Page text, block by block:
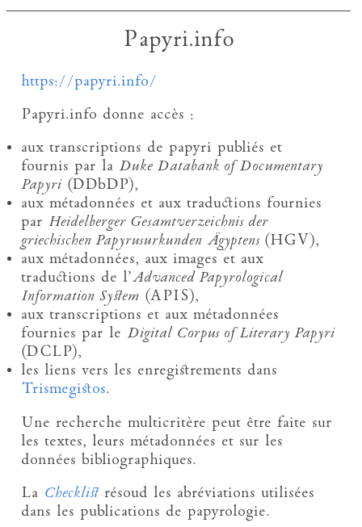
Papyri.info
https://papyri.info/
Papyri.info donne accès :
aux transcriptions de papyri publiés et
fournis par la Duke Databank of Documentary
Papyri(DDbDP),
aux métadonnées et aux traductions fournies
par Heidelberger Gesamtverzeichnis der
griechischen Papyrusurkunden Ägyptens (HGV),
aux métadonnées, aux images et aux
traductions de l’Advanced Papyrological
Information System (APIS),
aux transcriptions et aux métadonnées
fournies par le Digital Corpus of Literary Papyri
(DCLP),
les liens vers les enregistrements dans
Trismegistos.
Une recherche multicritère peut être faite sur
les textes, leurs métadonnées et sur les
données bibliographiques.
La Checklist résoud les abréviations utilisées
dans les publications de papyrologie.